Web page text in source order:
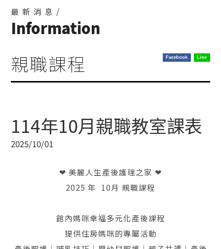
最新消息/
Information
Line
Facebook
親職課程
114年10月親職教室課表
2025/10/01
❤ 美麗人生產後護理之家 ❤
2025 年 10月 親職課程
館內媽咪幸福多元化產後課程
提供住房媽咪的專屬活動